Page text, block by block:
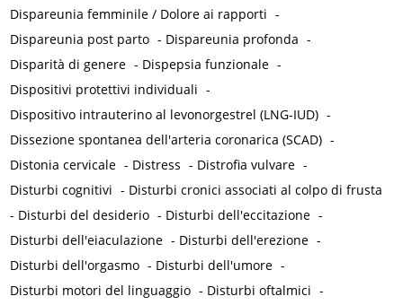
Dispareunia femminile / Dolore ai rapporti -
Dispareunia post parto - Dispareunia profonda -
Disparità di genere - Dispepsia funzionale -
Dispositivi protettivi individuali -
Dispositivo intrauterino al levonorgestrel (LNG-IUD) -
Dissezione spontanea dell'arteria coronarica (SCAD) -
Distonia cervicale - Distress - Distrofia vulvare -
Disturbi cognitivi - Disturbi cronici associati al colpo di frusta
- Disturbi del desiderio - Disturbi dell'eccitazione -
Disturbi dell'eiaculazione - Disturbi dell'erezione -
Disturbi dell'orgasmo - Disturbi dell'umore -
Disturbi motori del linguaggio - Disturbi oftalmici -